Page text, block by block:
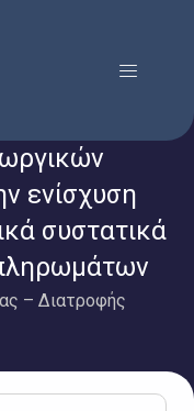
Menu
ενίσχυση
συστατικά
– Διατροφής